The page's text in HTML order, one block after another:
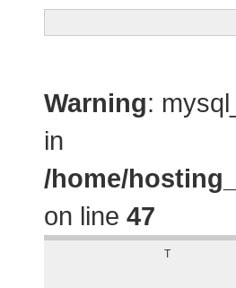
Warning:
in
/home/
on line 47
T